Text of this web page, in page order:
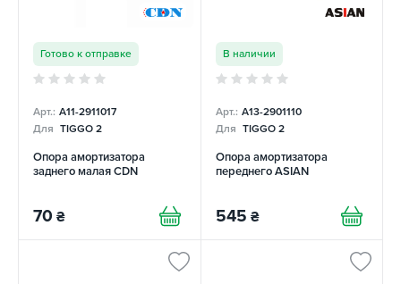
Готово к отправке
Арт.: A11-2911017
Для TIGGO 2
Опора амортизатора
заднего малая CDN
70 ₴
В наличии
Арт.: A13-2901110
Для TIGGO 2
Опора амортизатора
переднего ASIAN
545 ₴